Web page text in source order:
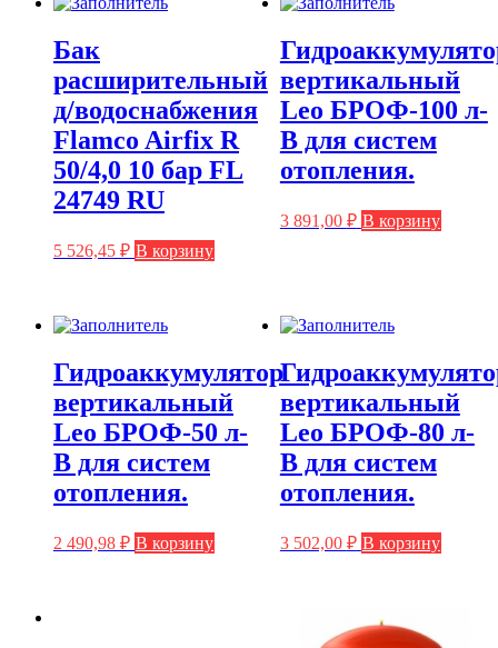
Бак
расширительный
д/водоснабжения
Flamco Airfix R
50/4,0 10 бар FL
24749 RU
5 526,45 ₽ В корзину
вертикальный
Leo БРОФ-100 л-
В для систем
отопления.
3 891,00 ₽ В корзину
Гидроаккумулятор
вертикальный
Leo БРОФ-50 л-
В для систем
отопления.
2 490,98 ₽ В корзину
вертикальный
Leo БРОФ-80 л-
В для систем
отопления.
3 502,00 ₽ В корзину